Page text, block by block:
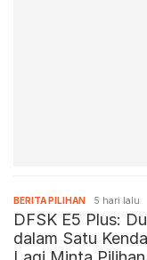
BERITA PILIHAN 5 hari lalu
DFSK E5 Plus:
dalam Satu